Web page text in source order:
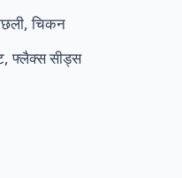
चिकन
फ्लैक्स सीड्स